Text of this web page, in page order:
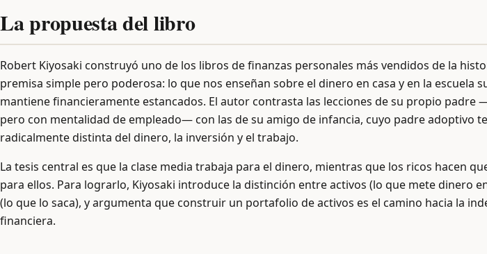
La propuesta del libro
Robert Kiyosaki construyó uno de los libros de finanzas personales más vendidos de la
premisa simple pero poderosa: lo que nos enseñan sobre el dinero en casa y en la escuela
mantiene financieramente estancados. El autor contrasta las lecciones de su propio padre
pero con mentalidad de empleado— con las de su amigo de infancia, cuyo padre adoptivo
radicalmente distinta del dinero, la inversión y el trabajo.
La tesis central es que la clase media trabaja para el dinero, mientras que los ricos hacen
para ellos. Para lograrlo, Kiyosaki introduce la distinción entre activos (lo que mete dinero
(lo que lo saca), y argumenta que construir un portafolio de activos es el camino hacia la
financiera.